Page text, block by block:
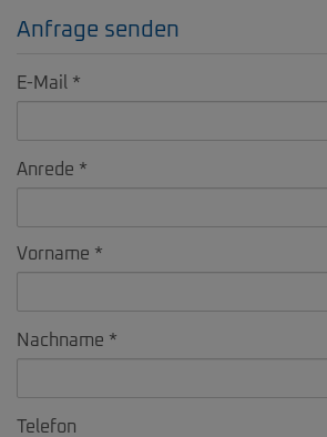
Anfrage senden
E-Mail
Anrede
Vorname
Nachname
Telefon